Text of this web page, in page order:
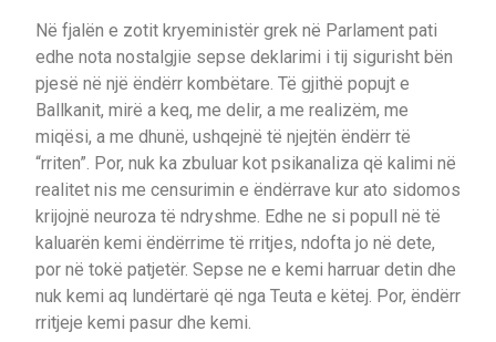
Në fjalën e zotit kryeministër grek në Parlament pati
edhe nota nostalgjie sepse deklarimi i tij sigurisht bën
pjesë në një ëndërr kombëtare. Të gjithë popujt e
Ballkanit, mirë a keq, me delir, a me realizëm, me
miqësi, a me dhunë, ushqejnë të njejtën ëndërr të
“rriten”. Por, nuk ka zbuluar kot psikanaliza që kalimi në
realitet nis me censurimin e ëndërrave kur ato sidomos
krijojnë neuroza të ndryshme. Edhe ne si popull në të
kaluarën kemi ëndërrime të rritjes, ndofta jo në dete,
por në tokë patjetër. Sepse ne e kemi harruar detin dhe
nuk kemi aq lundërtarë që nga Teuta e këtej. Por, ëndërr
rritjeje kemi pasur dhe kemi.